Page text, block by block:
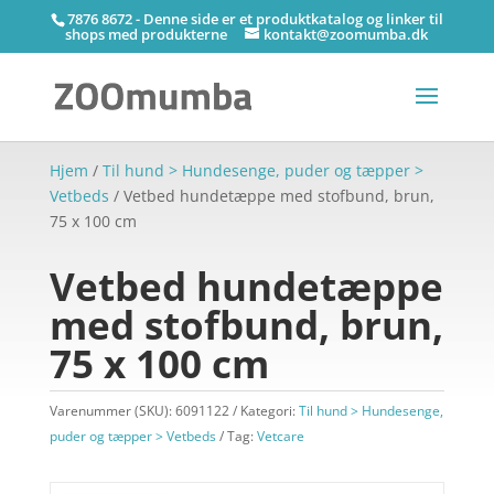
7876 8672 - Denne side er et produktkatalog og linker til
shops med produkterne kontakt@zoomumba.dk
Hjem / Til hund > Hundesenge, puder og tæpper >
Vetbeds / Vetbed hundetæppe med stofbund, brun,
75 x 100 cm
Vetbed hundetæppe
med stofbund, brun,
75 x 100 cm
Varenummer (SKU):6091122 Kategori:Til hund > Hundesenge,
puder og tæpper > Vetbeds
Tag:Vetcare